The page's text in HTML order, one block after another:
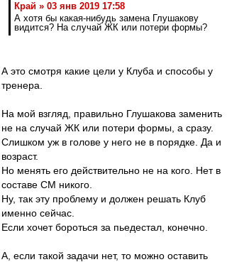
Край » 03 янв 2019 17:58
А хотя бы какая-нибудь замена Глушакову
видится? На случай ЖК или потери формы?
А это смотря какие цели у Клуба и способы у
тренера.
На мой взгляд, правильно Глушакова заменить
не на случай ЖК или потери формы, а сразу.
Слишком уж в голове у него не в порядке. Да и
возраст.
Но менять его действительно не на кого. Нет в
составе СМ никого.
Ну, так эту проблему и должен решать Клуб
именно сейчас.
Если хочет бороться за пьедестал, конечно.
А, если такой задачи нет, то можно оставить